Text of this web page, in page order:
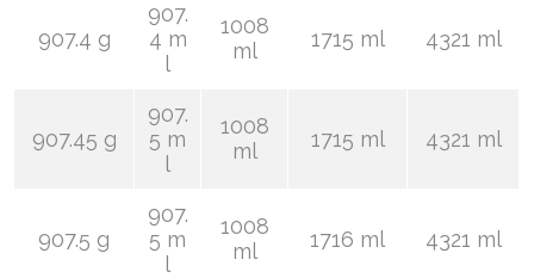
907.4 g
907.
4 m
l
1008
ml
1715 ml 4321 ml
907.45 g
907.
5 m
l
1008
ml
1715 ml 4321 ml
907.5 g
907.
5 m
l
1008
ml
1716 ml 4321 ml